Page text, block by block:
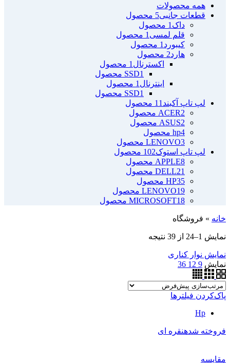
همه محصولات
قطعات جانبی5 محصول
داک 1 محصول
قلم لمسی 1 محصول
کیبورد 1 محصول
هارد2 محصول
اکسترنال 1 محصول
SSD1 محصول
اینترنال 1 محصول
SSD1 محصول
لپ تاپ آکبند 11 محصول
ACER2 محصول
ASUS2 محصول
hp4 محصول
LENOVO3 محصول
لپ تاپ استوک102 محصول
APPLE8 محصول
DELL21 محصول
HP35 محصول
LENOVO19 محصول
MICROSOFT18 محصول
خانه » فروشگاه
نمایش 1–24 از 39 نتیجه
نمایش نوار کناری
نمایش 9
12
36
پاک‌کردن فیلترها
Hp
فروخته شدهنقره ای
مقايسه